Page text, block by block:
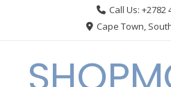
Call Us: +2782
Cape Town,